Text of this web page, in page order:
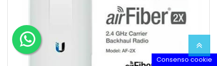
Consenso cookie